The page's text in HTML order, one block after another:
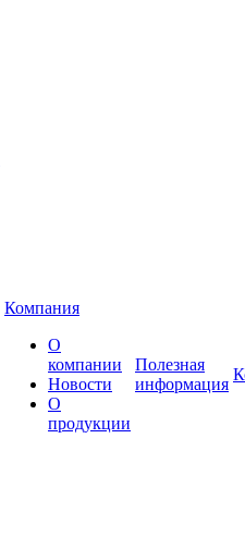
Компания
О
компании
Новости
О
продукции
Полезная
информация